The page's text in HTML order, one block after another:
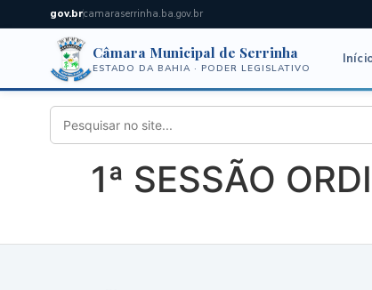
gov.brcamaraserrinha.ba.gov.br
Câmara Municipal de Serrinha
ESTADO DA BAHIA · PODER LEGISLATIVO
1ª SESSÃO